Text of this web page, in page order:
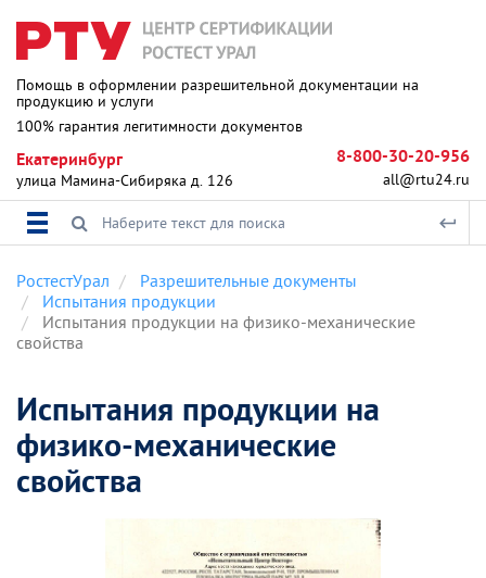
Помощь в оформлении разрешительной документации на
продукцию и услуги
100% гарантия легитимности документов
Екатеринбург
улица Мамина-Сибиряка д. 126
8-800-30-20-956
all@rtu24.ru
РостестУрал
Разрешительные документы
Испытания продукции
Испытания продукции на физико-механические
свойства
Испытания продукции на
физико-механические
свойства